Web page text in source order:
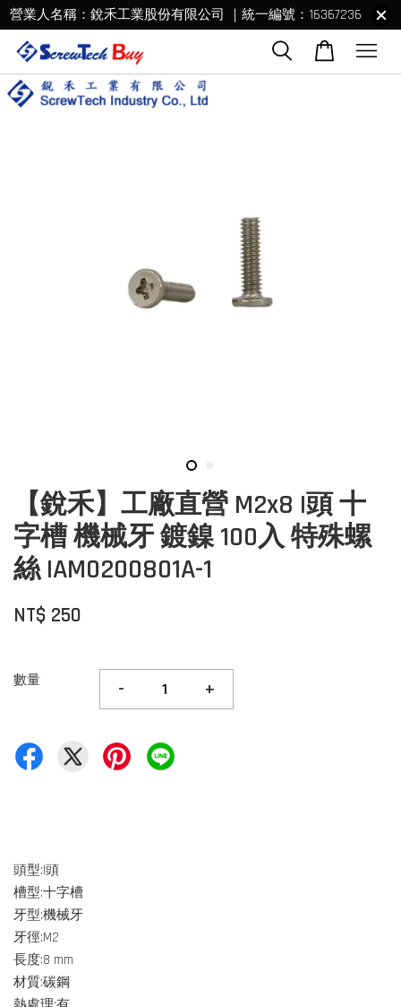
營業人名稱：銳禾工業股份有限公司 ｜統一編號：16367236
【銳禾】工廠直營 M2x8 I頭 十
字槽 機械牙 鍍鎳 100入 特殊螺
絲 IAM0200801A-1
NT$ 250
數量 - +
頭型:I頭
槽型:十字槽
牙型:機械牙
牙徑:M2
長度:8 mm
材質:碳鋼